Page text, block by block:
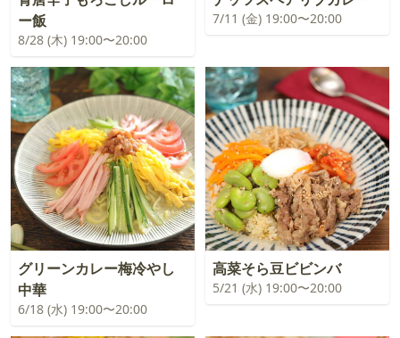
ー飯
8/28 (木) 19:00〜20:00
7/11 (金) 19:00〜20:00
グリーンカレー梅冷やし
中華
6/18 (水) 19:00〜20:00
高菜そら豆ビビンバ
5/21 (水) 19:00〜20:00